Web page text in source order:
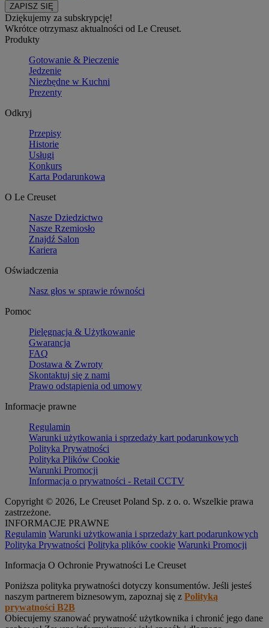
Dziękujemy za subskrypcję!
Wkrótce otrzymasz aktualności od Le Creuset.
Produkty
Gotowanie & Pieczenie
Jedzenie
Niezbędne w Kuchni
Prezenty
Odkryj
Przepisy
Historie
Usługi
Konkurs
Karta Podarunkowa
O Le Creuset
Nasze Dziedzictwo
Nasze Rzemiosło
Znajdź Salon
Kariera
Oświadczenia
Nasz głos w sprawie równości
Pomoc
Pielęgnacja & Użytkowanie
Gwarancja
FAQ
Dostawa & Zwroty
Skontaktuj się z nami
Prawo odstąpienia od umowy
Informacje prawne
Regulamin
Warunki użytkowania i sprzedaży kart podarunkowych
Polityka Prywatności
Polityka Plików Cookie
Warunki Promocji
Informacja o prywatności - Retail CCTV
Copyright © 2026, Le Creuset Poland Sp. z o. o. Wszelkie prawa
zastrzeżone.
INFORMACJE PRAWNE
Regulamin Warunki użytkowania i sprzedaży kart podarunkowych
Polityka Prywatności Polityka plików cookie Warunki Promocji
Informacja O Ochronie Prywatności Le Creuset
Poniższa polityka prywatności dotyczy konsumentów. Jeśli jesteś
naszym partnerem biznesowym, zapoznaj się z Polityką
prywatności B2B
Obiecujemy szanować prywatność użytkownika i chronić jego dane